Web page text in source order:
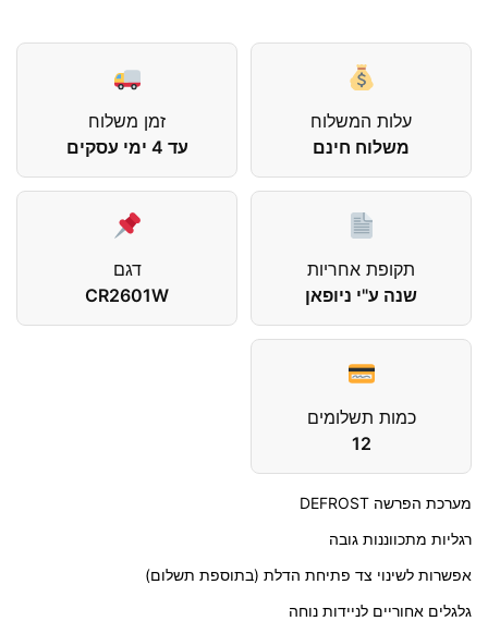
עלות המשלוח
משלוח חינם
זמן משלוח
עד 4 ימי עסקים
תקופת אחריות
שנה ע"י ניופאן
דגם
CR2601W
כמות תשלומים
12
מערכת הפרשה DEFROST
רגליות מתכווננות גובה
אפשרות לשינוי צד פתיחת הדלת (בתוספת תשלום)
גלגלים אחוריים לניידות נוחה